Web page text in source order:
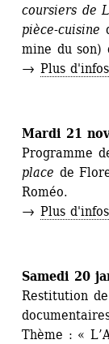
coursiers de
pièce-cuisine
mine du son)
→ Plus d'infos
Mardi 21
Programme
place de
Roméo.
→ Plus d'infos
Samedi 20
Restitution
Thème : «